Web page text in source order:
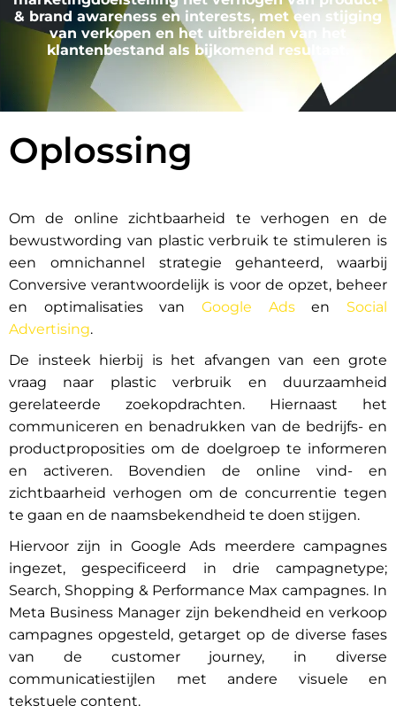
& brand awareness en interests, met een stijging
van verkopen en het uitbreiden van het
klantenbestand als bijkomend resultaat.
Oplossing
Om de online zichtbaarheid te verhogen en de
bewustwording van plastic verbruik te stimuleren is
een omnichannel strategie gehanteerd, waarbij
Conversive verantwoordelijk is voor de opzet, beheer
en optimalisaties van Google Adsen Social
Advertising.
De insteek hierbij is het afvangen van een grote
vraag naar plastic verbruik en duurzaamheid
gerelateerde zoekopdrachten. Hiernaast het
communiceren en benadrukken van de bedrijfs- en
productproposities om de doelgroep te informeren
en activeren. Bovendien de online vind- en
zichtbaarheid verhogen om de concurrentie tegen
te gaan en de naamsbekendheid te doen stijgen.
Hiervoor zijn in Google Ads meerdere campagnes
ingezet, gespecificeerd in drie campagnetype;
Search, Shopping & Performance Max campagnes. In
Meta Business Manager zijn bekendheid en verkoop
campagnes opgesteld, getarget op de diverse fases
van de customer journey, in diverse
communicatiestijlen met andere visuele en
tekstuele content.